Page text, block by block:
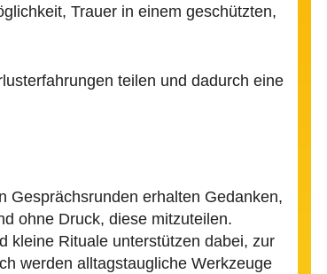
Trauer in einem geschützten,
teilen und dadurch eine
Gesprächsrunden erhalten Gedanken,
ohne Druck, diese mitzuteilen.
kleine Rituale unterstützen dabei, zur
werden alltagstaugliche Werkzeuge